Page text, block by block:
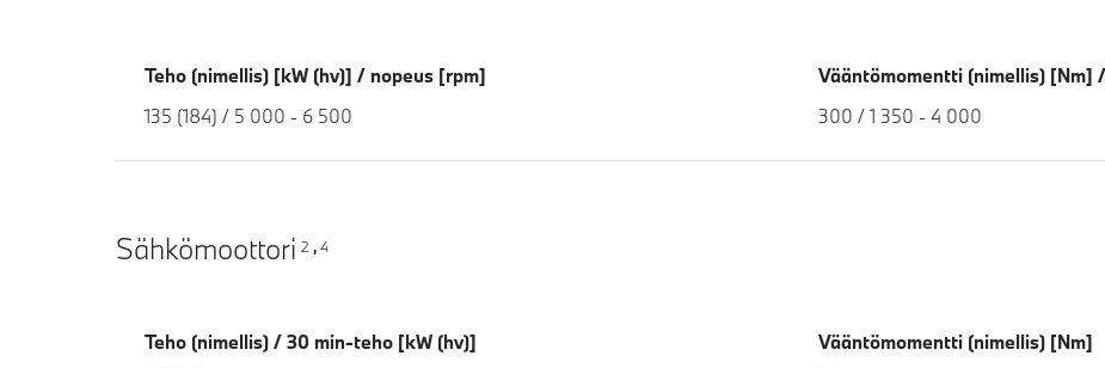
Teho (nimellis) [kW (hv)] / nopeus [rpm]
135 (184) / 5 000 - 6 500
Vääntömomentti (nimellis) [Nm]
300 / 1 350 - 4 000
Sähkömoottori 2 , 4
Teho (nimellis) / 30 min-teho [kW (hv)]
Vääntömomentti (nimellis) [Nm]